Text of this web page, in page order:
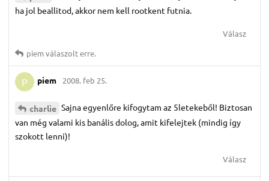
ha jol beallitod, akkor nem kell rootkent futnia.
Válasz
piemválaszolt erre.
P piem 2008. feb 25.
charlie Sajna egyenlőre kifogytam az 5letekeből! Biztosan
van még valami kis banális dolog, amit kifelejtek (mindig így
szokott lenni)!
Válasz